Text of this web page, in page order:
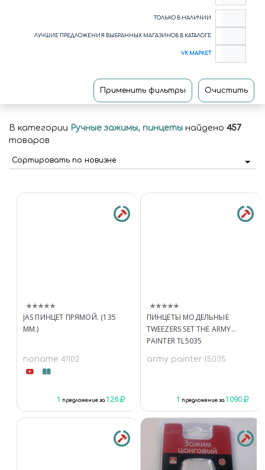
ТОЛЬКО В НАЛИЧИИ
ЛУЧШИЕ ПРЕДЛОЖЕНИЯ ВЫБРАННЫХ МАГАЗИНОВ В КАТАЛОГЕ
VK МАРКЕТ
Применить фильтры Очистить
В категории Ручные зажимы, пинцеты найдено 457
товаров
Сортировать по новизне
JAS ПИНЦЕТ ПРЯМОЙ. (135
ММ.)
noname 41102
1 предложение за126
ПИНЦЕТЫ МОДЕЛЬНЫЕ
TWEEZERS SET THE ARMY
PAINTER TL5035
army painter l5035
1 предложение за1090